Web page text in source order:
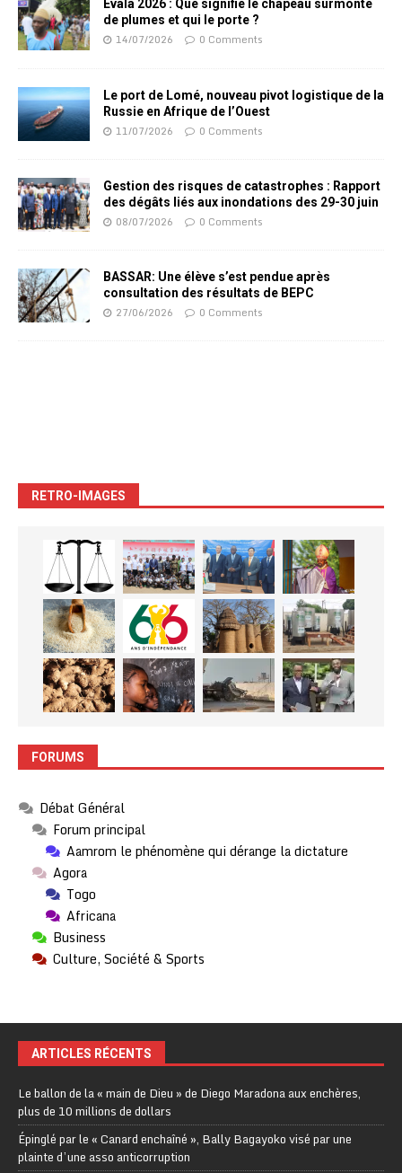
Evala 2026 : Que signifie le chapeau surmonté
de plumes et qui le porte ?
14/07/2026 0 Comments
Le port de Lomé, nouveau pivot logistique de la
Russie en Afrique de l’Ouest
11/07/2026 0 Comments
Gestion des risques de catastrophes : Rapport
des dégâts liés aux inondations des 29-30 juin
08/07/2026 0 Comments
BASSAR: Une élève s’est pendue après
consultation des résultats de BEPC
27/06/2026 0 Comments
RETRO-IMAGES
FORUMS
Débat Général
Forum principal
Aamrom le phénomène qui dérange la dictature
Agora
Togo
Africana
Business
Culture, Société & Sports
ARTICLES RÉCENTS
Le ballon de la « main de Dieu » de Diego Maradona aux enchères,
plus de 10 millions de dollars
Épinglé par le « Canard enchaîné », Bally Bagayoko visé par une
plainte d’une asso anticorruption